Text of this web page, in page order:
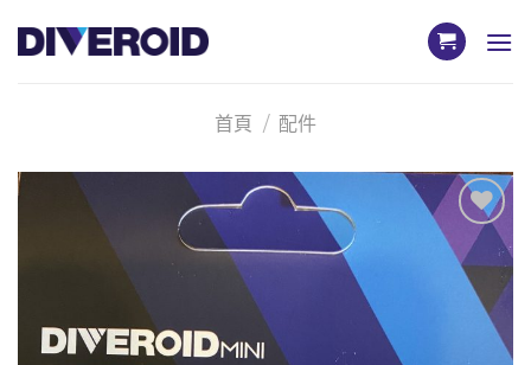
首頁 / 配件
加入
「願
望清
單」